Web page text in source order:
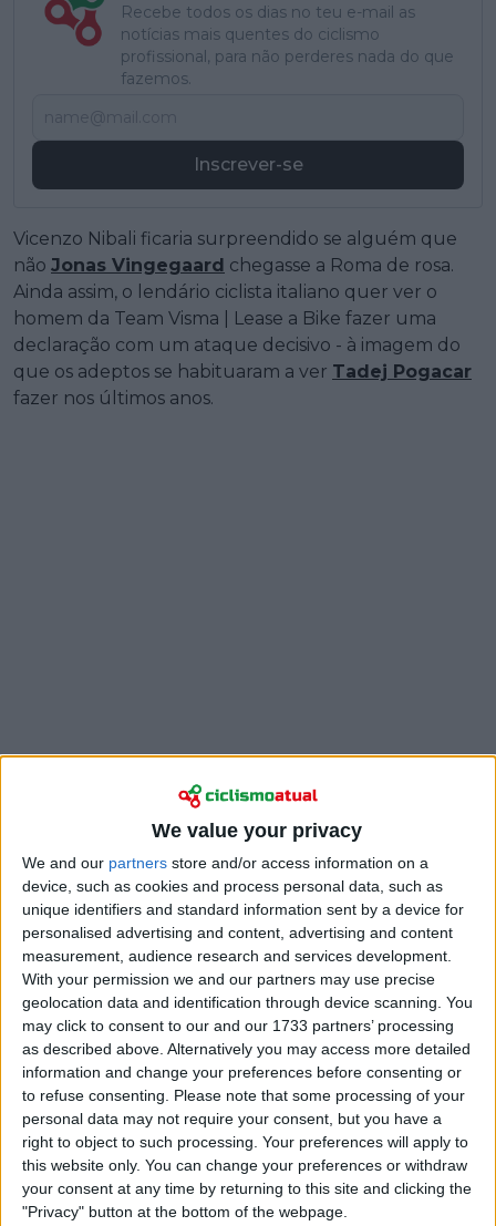
We value your privacy
We and our partners store and/or access information on a
device, such as cookies and process personal data, such as
unique identifiers and standard information sent by a device for
personalised advertising and content, advertising and content
measurement, audience research and services development.
With your permission we and our partners may use precise
geolocation data and identification through device scanning. You
may click to consent to our and our 1733 partners’ processing
as described above. Alternatively you may access more detailed
information and change your preferences before consenting or
to refuse consenting.
Please note that some processing of your
personal data may not require your consent, but you have a
right to object to such processing. Your preferences will apply to
this website only. You can change your preferences or withdraw
your consent at any time by returning to this site and clicking the
"Privacy" button at the bottom of the webpage.
Recebe todos os dias no teu e-mail as
notícias mais quentes do ciclismo
profissional, para não perderes nada do que
fazemos.
Inscrever-se
Vicenzo Nibali ficaria surpreendido se alguém que
não Jonas Vingegaard chegasse a Roma de rosa.
Ainda assim, o lendário ciclista italiano quer ver o
homem da Team Visma | Lease a Bike fazer uma
declaração com um ataque decisivo - à imagem do
que os adeptos se habituaram a ver Tadej Pogacar
fazer nos últimos anos.
Pogacar dominou oVolta a Itália de 2024, somando
seis vitórias de etapa e arrasando o pelotão com
ataques em subidas icónicas como o Monte Grappa.
E embora Vingegaard tenha vencido na lendária
ascensão ao Blockhaus na 7ª etapa, Nibali afirma que
as etapas mais importantes deste Giro ainda estão
por vir.
“Seria uma enorme surpresa não o ver de rosa em
Roma. Gosto muito dele como corredor. Mas é agora
que começam os dias realmente decisivos; a história
ainda está por escrever”,disse Nibali à La Gazzetta
Dello Sport.